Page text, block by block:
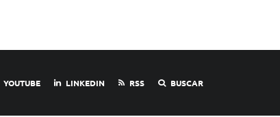
YOUTUBE LINKEDIN RSS BUSCAR